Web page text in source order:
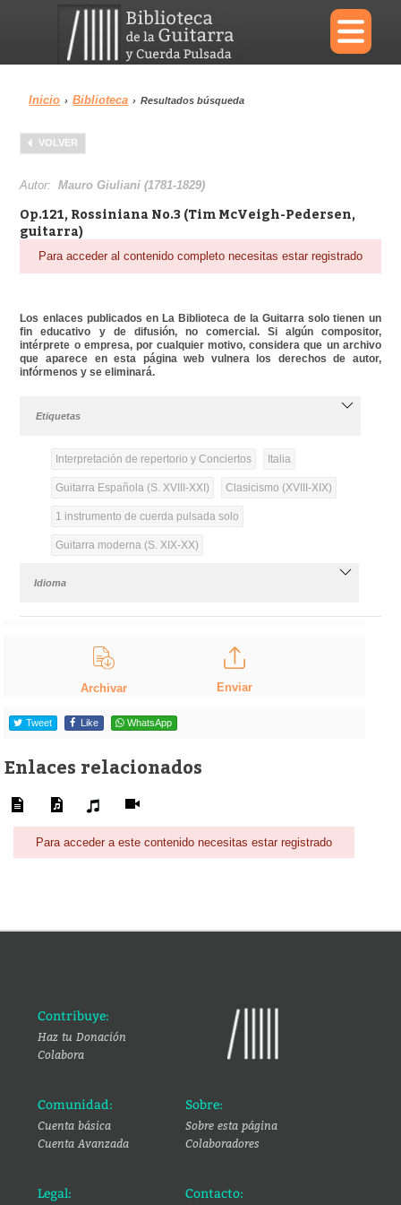
×
Menu
Biblioteca
Área personal Reproductor
Inicio › Biblioteca › Resultados búsqueda
VOLVER
Autor:Mauro Giuliani (1781-1829)
Op.121, Rossiniana No.3 (Tim McVeigh-Pedersen,
guitarra)
Para acceder al contenido completo necesitas estar registrado
Los enlaces publicados en La Biblioteca de la Guitarra solo tienen un
fin educativo y de difusión, no comercial. Si algún compositor,
intérprete o empresa, por cualquier motivo, considera que un archivo
que aparece en esta página web vulnera los derechos de autor,
infórmenos y se eliminará.
Etiquetas
Interpretación de repertorio y Conciertos Italia
Guitarra Española (S. XVIII-XXI) Clasicismo (XVIII-XIX)
1 instrumento de cuerda pulsada solo
Guitarra moderna (S. XIX-XX)
Idioma
Archivar Enviar
Tweet Like WhatsApp
Enlaces relacionados
Para acceder a este contenido necesitas estar registrado
Contribuye:
Haz tu Donación
Colabora
Comunidad:
Cuenta básica
Cuenta Avanzada
Sobre:
Sobre esta página
Colaboradores
Legal: Contacto: